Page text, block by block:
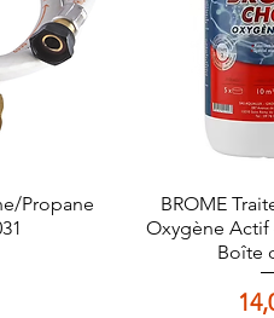
Propane
BROME
Oxygène Actif
Boîte